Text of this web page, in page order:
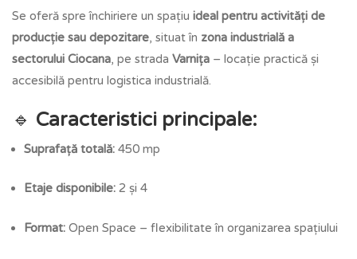
Se oferă spre închiriere un spațiu ideal pentru activități de
producție sau depozitare, situat în zona industrială a
sectorului Ciocana, pe strada Varnița – locație practică și
accesibilă pentru logistica industrială.
🔹 Caracteristici principale:
Suprafață totală: 450 mp
Etaje disponibile: 2 și 4
Format: Open Space – flexibilitate în organizarea spațiului